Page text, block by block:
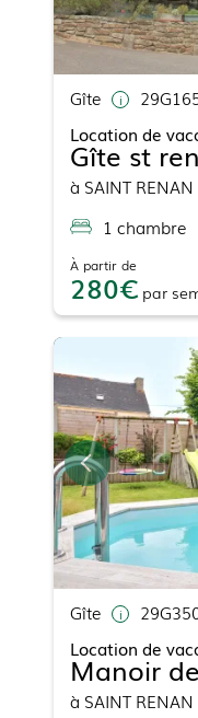
Gîte
Location de
Gîte st
à SAINT RENAN
1 chambre
À partir de
280 par
Gîte
Location de
Manoir
à SAINT RENAN